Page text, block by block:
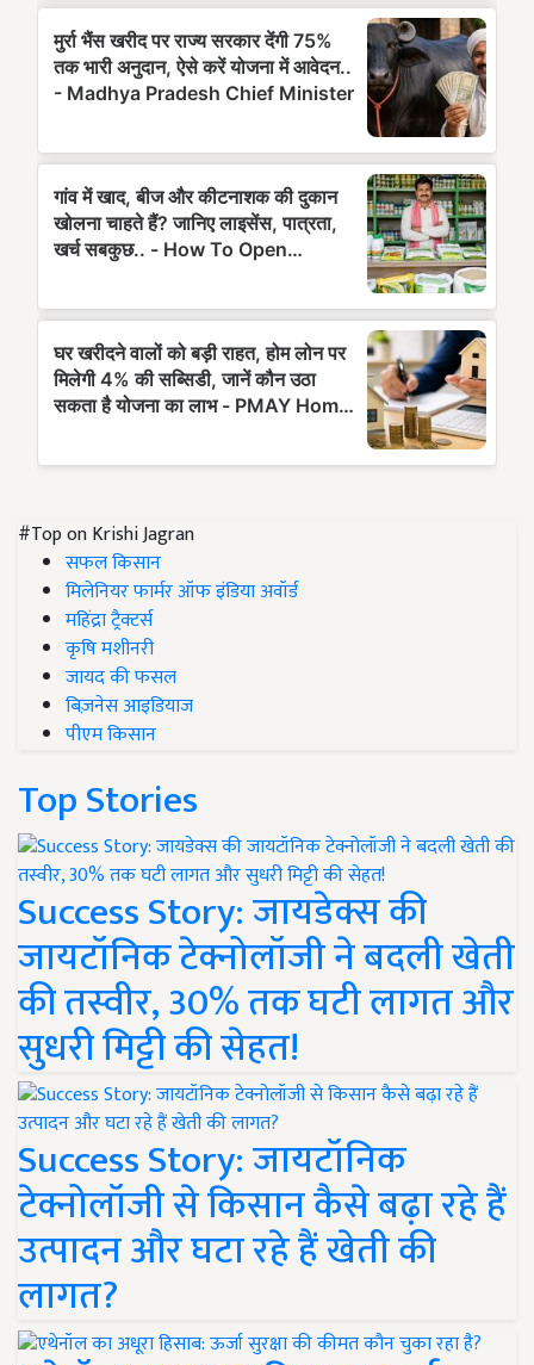
#Top on Krishi Jagran
सफल किसान
मिलेनियर फार्मर ऑफ इंडिया अवॉर्ड
महिंद्रा ट्रैक्टर्स
कृषि मशीनरी
जायद की फसल
बिज़नेस आइडियाज
पीएम किसान
Top Stories
Success Story: जायडेक्स की
जायटॉनिक टेक्नोलॉजी ने बदली खेती
की तस्वीर, 30% तक घटी लागत और
सुधरी मिट्टी की सेहत!
Success Story: जायटॉनिक
टेक्नोलॉजी से किसान कैसे बढ़ा रहे हैं
उत्पादन और घटा रहे हैं खेती की
लागत?